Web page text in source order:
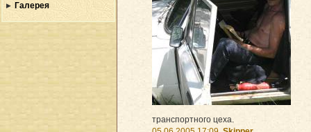
Галерея
транспортного цеха.